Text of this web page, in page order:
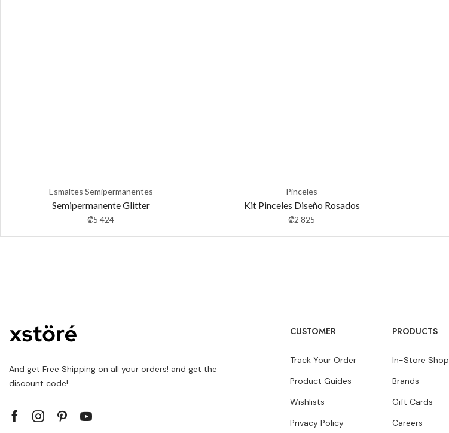
Esmaltes Semipermanentes
Semipermanente Glitter
₡5 424
Pinceles
Kit Pinceles Diseño Rosados
₡2 825
And get Free Shipping on all your orders! and get the
discount code!
CUSTOMER
Track Your Order
Product Guides
Wishlists
Privacy Policy
PRODUCTS
In-Store Shop
Brands
Gift Cards
Careers